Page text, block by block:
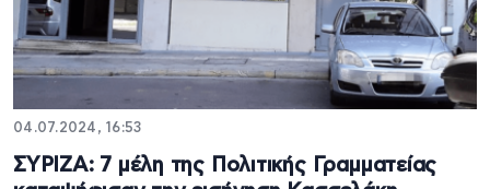
04.07.2024, 16:53
ΣΥΡΙΖΑ: 7 μέλη της Πολιτικής Γραμματείας